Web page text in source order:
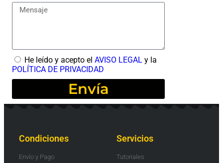
He leído y acepto el AVISO LEGAL y la
POLÍTICA DE PRIVACIDAD
Envía
Condiciones
Envío y Pago
Servicios
Tutoriales